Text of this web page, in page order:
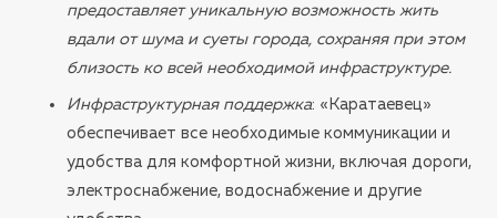
предоставляет уникальную возможность жить
вдали от шума и суеты города, сохраняя при этом
близость ко всей необходимой инфраструктуре.
Инфраструктурная поддержка: «Каратаевец»
обеспечивает все необходимые коммуникации и
удобства для комфортной жизни, включая дороги,
электроснабжение, водоснабжение и другие